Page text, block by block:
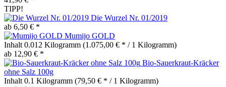
TIPP!
Die Wurzel Nr. 01/2019
ab 6,50 € *
Mumijo GOLD
Inhalt 0.012 Kilogramm (1.075,00 € * / 1 Kilogramm)
ab 12,90 € *
Bio-Sauerkraut-Kräcker
ohne Salz 100g
Inhalt 0.1 Kilogramm (79,50 € * / 1 Kilogramm)